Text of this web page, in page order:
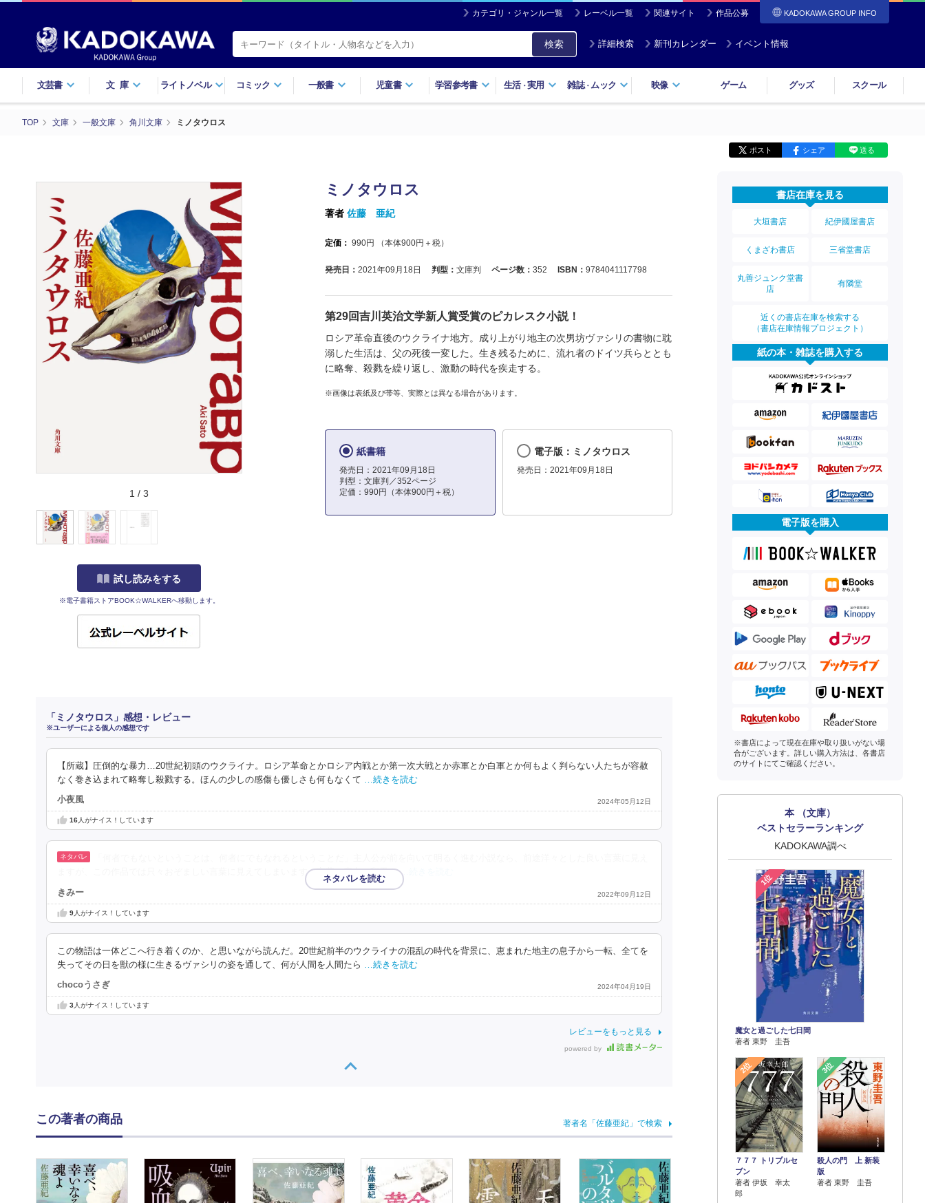
カテゴリ・ジャンル一覧 レーベル一覧 関連サイト 作品公募 KADOKAWA GROUP INFO
検索 詳細検索 新刊カレンダー イベント情報
文芸書 文庫 ライトノベル コミック 一般書 児童書 学習参考書 生活・実用 雑誌・ ムック 映像 ゲーム グッズ スクール
TOP 文庫 一般文庫 角川文庫 ミノタウロス
ポスト シェア 送る
1 / 3
試し読みをする
※電子書籍ストアBOOK☆WALKERへ移動します。
ミノタウロス
著者 佐藤 亜紀
定価： 990円 （本体900円＋税）
発売日： 2021年09月18日 判型： 文庫判 ページ数： 352 ISBN： 9784041117798
第29回吉川英治文学新人賞受賞のピカレスク小説！
ロシア革命直後のウクライナ地方。成り上がり地主の次男坊ヴァシリの書物に耽
溺した生活は、父の死後一変した。生き残るために、流れ者のドイツ兵らととも
に略奪、殺戮を繰り返し、激動の時代を疾走する。
※画像は表紙及び帯等、実際とは異なる場合があります。
紙書籍
発売日：2021年09月18日
判型：文庫判／352ページ
定価：990円（本体900円＋税）
電子版：ミノタウロス
発売日：2021年09月18日
「ミノタウロス」感想・レビュー
※ユーザーによる個人の感想です
【所蔵】圧倒的な暴力…20世紀初頭のウクライナ。ロシア革命とかロシア内戦とか第一次大戦とか赤軍とか白軍とか何もよく判らない人たちが容赦
なく巻き込まれて略奪し殺戮する。ほんの少しの感傷も優しさも何もなくて
…続きを読む
小夜風 2024年05月12日
16人がナイス！しています
ますが、この作品では只々おぞましい言葉に見えてしまいます。言葉の魔力に翻弄さ …続きを読む
きみー 2022年09月12日
9人がナイス！しています
この物語は一体どこへ行き着くのか、と思いながら読んだ。20世紀前半のウクライナの混乱の時代を背景に、恵まれた地主の息子から一転、全てを
失ってその日を獣の様に生きるヴァシリの姿を通して、何が人間を人間たら …続きを読む
chocoうさぎ 2024年04月19日
3人がナイス！しています
レビューをもっと見る
powered by
書店在庫を見る
大垣書店 紀伊國屋書店
くまざわ書店 三省堂書店
丸善ジュンク堂書
店
有隣堂
近くの書店在庫を検索する
（書店在庫情報プロジェクト）
紙の本・雑誌を購入する
電子版を購入
※書店によって現在在庫や取り扱いがない場
合がございます。詳しい購入方法は、各書店
のサイトにてご確認ください。
本 （文庫）
ベストセラーランキング
KADOKAWA調べ
1位
魔女と過ごした七日間
著者 東野 圭吾
2位
７７７ トリプルセ
ブン
著者 伊坂 幸太
郎
3位
殺人の門 上 新装
版
著者 東野 圭吾
この著者の商品 著者名「佐藤亜紀」で検索